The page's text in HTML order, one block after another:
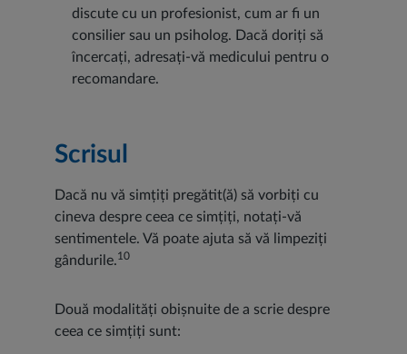
discute cu un profesionist, cum ar fi un
consilier sau un psiholog. Dacă doriți să
încercați, adresați-vă medicului pentru o
recomandare.
Scrisul
Dacă nu vă simțiți pregătit(ă) să vorbiți cu
cineva despre ceea ce simțiți, notați-vă
sentimentele. Vă poate ajuta să vă limpeziți
gândurile.10
Două modalități obișnuite de a scrie despre
ceea ce simțiți sunt: